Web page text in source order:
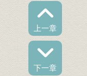
上一章
下一章